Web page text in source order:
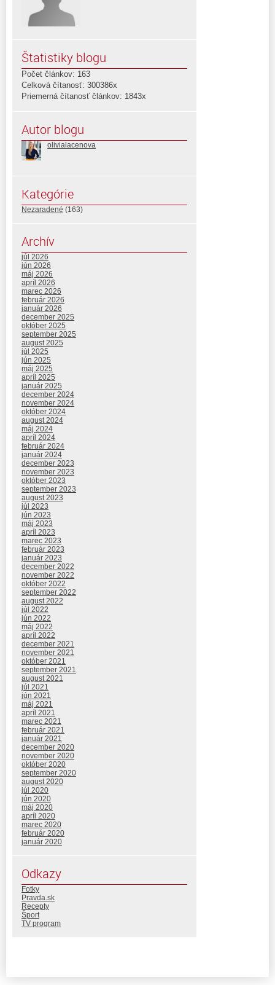
Štatistiky blogu
Počet článkov: 163
Celková čítanosť: 300386x
Priemerná čítanosť článkov: 1843x
Autor blogu
olivialacenova
Kategórie
Nezaradené (163)
Archív
júl 2026
jún 2026
máj 2026
apríl 2026
marec 2026
február 2026
január 2026
december 2025
október 2025
september 2025
august 2025
júl 2025
jún 2025
máj 2025
apríl 2025
január 2025
december 2024
november 2024
október 2024
august 2024
máj 2024
apríl 2024
február 2024
január 2024
december 2023
november 2023
október 2023
september 2023
august 2023
júl 2023
jún 2023
máj 2023
apríl 2023
marec 2023
február 2023
január 2023
december 2022
november 2022
október 2022
september 2022
august 2022
júl 2022
jún 2022
máj 2022
apríl 2022
december 2021
november 2021
október 2021
september 2021
august 2021
júl 2021
jún 2021
máj 2021
apríl 2021
marec 2021
február 2021
január 2021
december 2020
november 2020
október 2020
september 2020
august 2020
júl 2020
jún 2020
máj 2020
apríl 2020
marec 2020
február 2020
január 2020
Odkazy
Fotky
Pravda.sk
Recepty
Šport
TV program